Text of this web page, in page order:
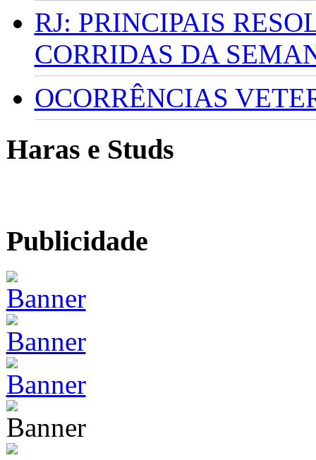
RJ: PRINCIPAIS
CORRIDAS DA
OCORRÊNCIAS
Haras e Studs
Publicidade